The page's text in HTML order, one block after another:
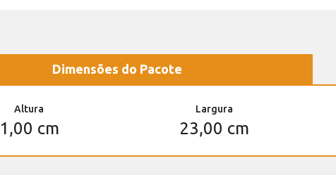
Dimensões do Pacote
Altura
1,00 cm
Largura
23,00 cm